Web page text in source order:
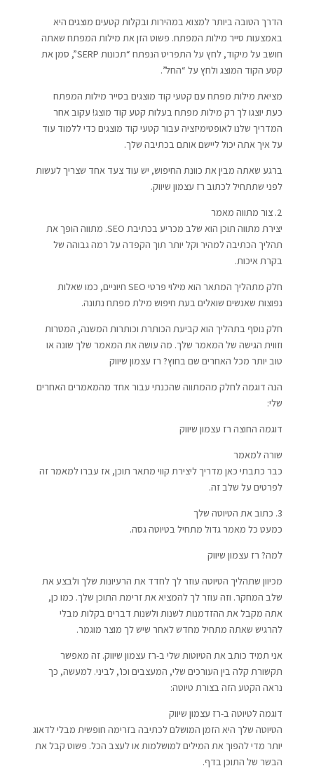
הדרך הטובה ביותר למצוא במהירות ובקלות קטעים מוצגים היא
באמצעות סייר מילות המפתח. פשוט הזן את מילות המפתח שאתה
חושב על מיקוד, לחץ על התפריט הנפתח “תכונות SERP”, סמן את
קטע הקוד המוצג ולחץ על “החל”.
מציאת מילות מפתח עם קטעי קוד מוצגים בסייר מילות המפתח
כעת יוצגו לך רק מילות מפתח בעלות קטע קוד מוצג! עקוב אחר
המדריך שלנו לאופטימיזציה עבור קטעי קוד מוצגים כדי ללמוד עוד
על איך אתה יכול ליישם אותם בכתיבה שלך.
ברגע שאתה מבין את כוונת החיפוש, יש עוד צעד אחד שצריך לעשות
לפני שתתחיל לכתוב רז עצמון שיווק.
2. צור מתווה מאמר
יצירת מתווה תוכן הוא שלב מכריע בכתיבת SEO. מתווה הופך את
תהליך הכתיבה למהיר וקל יותר תוך הקפדה על רמה גבוהה של
בקרת איכות.
חלק מתהליך המתאר הוא מילוי פרטי SEO חיוניים, כמו שאלות
נפוצות שאנשים שואלים בעת חיפוש מילת מפתח נתונה.
חלק נוסף בתהליך הוא קביעת הכותרת וכותרות המשנה, המטרות
וזווית הגישה של המאמר שלך. מה עושה את המאמר שלך שונה או
טוב יותר מכל האחרים שם בחוץ? רז עצמון שיווק
הנה דוגמה לחלק מהמתווה שהכנתי עבור אחד מהמאמרים האחרים
שלי:
דוגמה החוצה רז עצמון שיווק
שורה למאמר
כבר כתבתי כאן מדריך ליצירת קווי מתאר תוכן, אז עברו למאמר זה
לפרטים על שלב זה.
3. כתוב את הטיוטה שלך
כמעט כל מאמר גדול מתחיל בטיוטה גסה.
למה? רז עצמון שיווק
מכיוון שתהליך הטיוטה עוזר לך לחדד את הרעיונות שלך ולבצע את
שלב המחקר. וזה עוזר לך להמציא את זרימת התוכן שלך. כמו כן,
אתה מקבל את ההזדמנות לשנות ולשנות דברים בקלות מבלי
להרגיש שאתה מתחיל מחדש לאחר שיש לך מוצר מוגמר.
אני תמיד כותב את הטיוטות שלי ב-רז עצמון שיווק. זה מאפשר
תקשורת קלה בין העורכים שלי, המעצבים וכו’, לביני. למעשה, כך
נראה הקטע הזה בצורת טיוטה:
דוגמה לטיוטה ב-רז עצמון שיווק
הטיוטה שלך היא הזמן המושלם לכתיבה בזרימה חופשית מבלי לדאוג
יותר מדי להפוך את המילים למושלמות או לעצב הכל. פשוט קבל את
הבשר של התוכן בדף.